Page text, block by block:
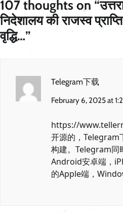
107 thoughts on “
निदेशालय की राजस्व
वृद्धि…”
Telegram下载
February 6, 2025 at
https://
开源的，Telegram
构建。Telegram同
Android安卓端，
的Apple端，